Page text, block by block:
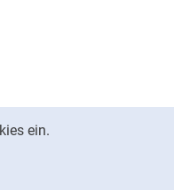
ein.